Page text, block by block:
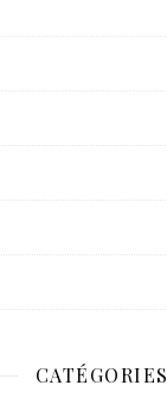
CATÉGORIES